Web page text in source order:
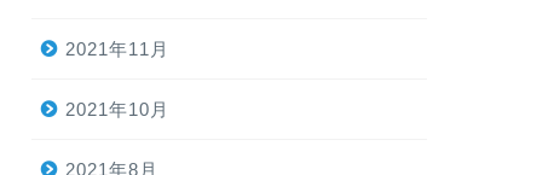
2021年11月
2021年10月
2021年8月